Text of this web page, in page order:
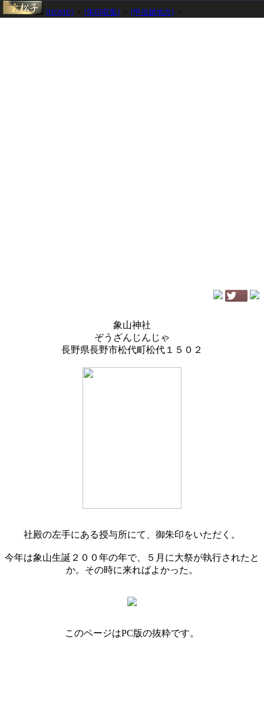
[HOME] [朱印収集] [甲信越地方]
象山神社
ぞうざんじんじゃ
長野県長野市松代町松代１５０２
社殿の左手にある授与所にて、御朱印をいただく。
今年は象山生誕２００年の年で、５月に大祭が執行されたと
か。その時に来ればよかった。
このページはPC版の抜粋です。